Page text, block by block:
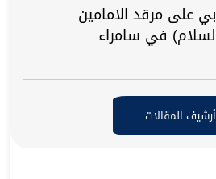
على مرقد الامامين
في سامراء
أرشيف المقالات